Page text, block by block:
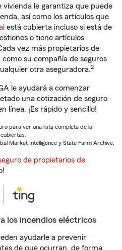
vivienda le garantiza que puede
así como los artículos que
está cubierta incluso si está de
o tiene artículos
vez más propietarios de
su compañía de seguros
otra aseguradora.2
le ayudará a comenzar
una cotización de seguro
línea. ¡Es rápido y sencillo!
para ver una lista completa de la
Market Intelligence y State Farm Archive.
de propietarios de
los incendios eléctricos
ayudarle a prevenir
de que ocurran, de forma